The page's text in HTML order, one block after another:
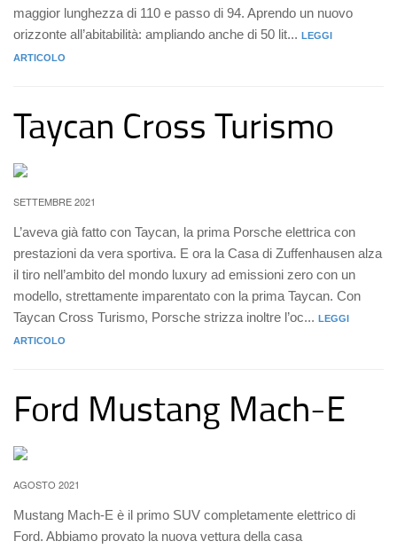
maggior lunghezza di 110 e passo di 94. Aprendo un nuovo
orizzonte all’abitabilità: ampliando anche di 50 lit... LEGGI
ARTICOLO
Taycan Cross Turismo
SETTEMBRE 2021
L’aveva già fatto con Taycan, la prima Porsche elettrica con
prestazioni da vera sportiva. E ora la Casa di Zuffenhausen alza
il tiro nell’ambito del mondo luxury ad emissioni zero con un
modello, strettamente imparentato con la prima Taycan. Con
Taycan Cross Turismo, Porsche strizza inoltre l’oc... LEGGI
ARTICOLO
Ford Mustang Mach-E
AGOSTO 2021
Mustang Mach-E è il primo SUV completamente elettrico di
Ford. Abbiamo provato la nuova vettura della casa